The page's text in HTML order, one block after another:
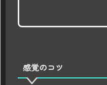
感覚のコツ